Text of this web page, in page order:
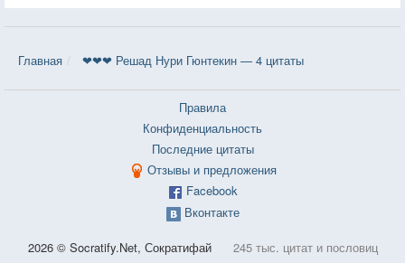
Главная ❤❤❤ Решад Нури Гюнтекин — 4 цитаты
Правила
Конфиденциальность
Последние цитаты
Отзывы и предложения
Facebook
Вконтакте
2026 © Socratify.Net, Сократифай 245 тыс. цитат и пословиц